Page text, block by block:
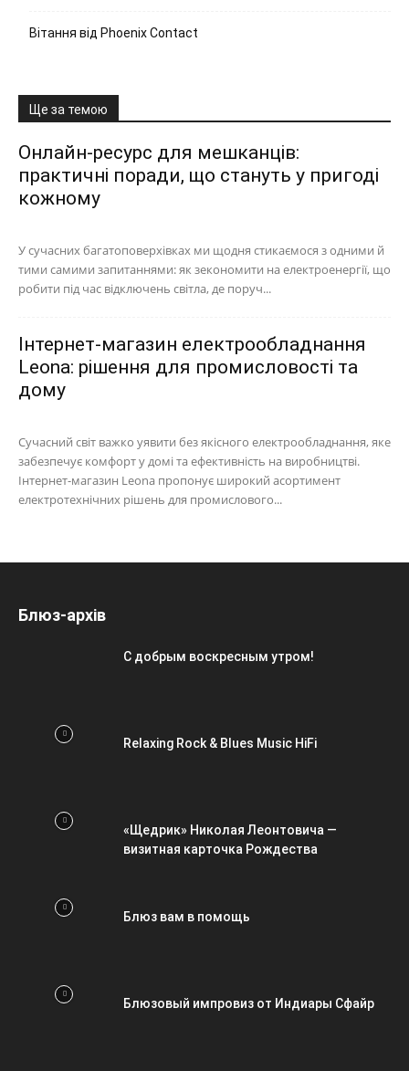
Вітання від Phoenix Contact
Ще за темою
Онлайн-ресурс для мешканців:
практичні поради, що стануть у пригоді
кожному
У сучасних багатоповерхівках ми щодня стикаємося з одними й
тими самими запитаннями: як зекономити на електроенергії, що
робити під час відключень світла, де поруч...
Інтернет-магазин електрообладнання
Leona: рішення для промисловості та
дому
Сучасний світ важко уявити без якісного електрообладнання, яке
забезпечує комфорт у домі та ефективність на виробництві.
Інтернет-магазин Leona пропонує широкий асортимент
електротехнічних рішень для промислового...
Блюз-архів
С добрым воскресным утром!
Relaxing Rock & Blues Music HiFi
«Щедрик» Николая Леонтовича —
визитная карточка Рождества
Блюз вам в помощь
Блюзовый импровиз от Индиары Сфайр